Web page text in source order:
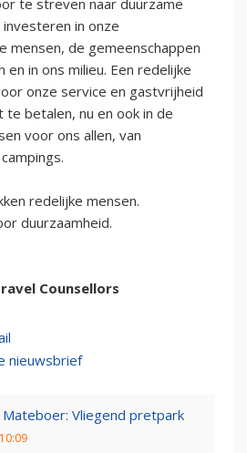
in onze
mensen, de gemeenschappen
in ons milieu. Een redelijke
onze service en gastvrijheid
betalen, nu en ook in de
voor ons allen, van
redelijke mensen.
duurzaamheid.
Counsellors
nieuwsbrief
Vliegend pretpark